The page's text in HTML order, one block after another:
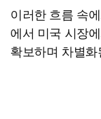
이러한 흐름 속
에서 미국 시장
확보하며 차별